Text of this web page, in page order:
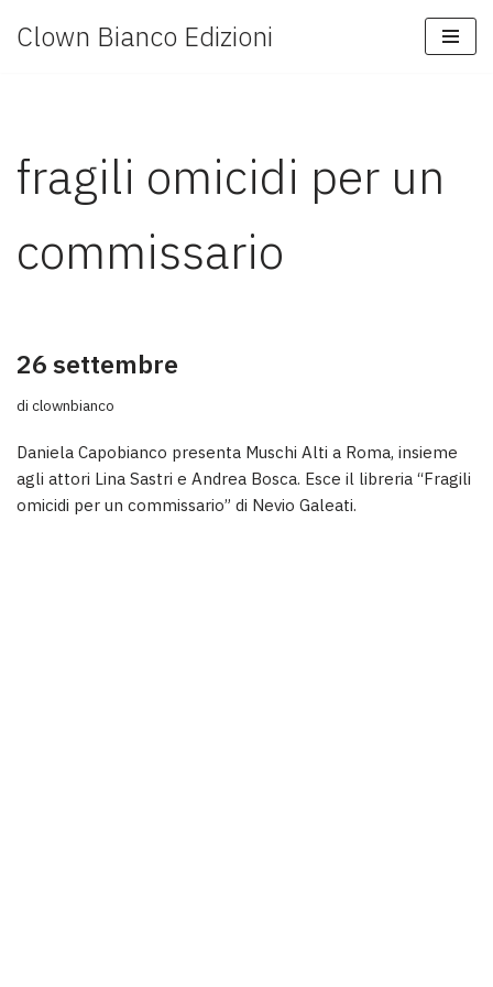
Clown Bianco Edizioni
fragili omicidi per un
commissario
26 settembre
di clownbianco
Daniela Capobianco presenta Muschi Alti a Roma, insieme
agli attori Lina Sastri e Andrea Bosca. Esce il libreria “Fragili
omicidi per un commissario” di Nevio Galeati.